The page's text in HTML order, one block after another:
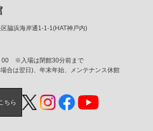
脇浜海岸通1-1-1(HAT神戸内)
00 ※入場は閉館30分前まで
合は翌日)、年末年始、メンテナンス休館
ちら